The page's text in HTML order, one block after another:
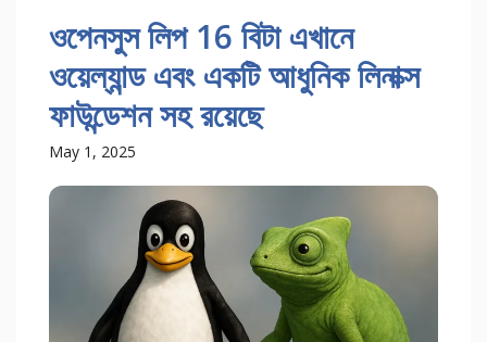
ওপেনসুস লিপ 16 বিটা এখানে
ওয়েল্যান্ড এবং একটি আধুনিক লিনাক্স
ফাউন্ডেশন সহ রয়েছে
May 1, 2025